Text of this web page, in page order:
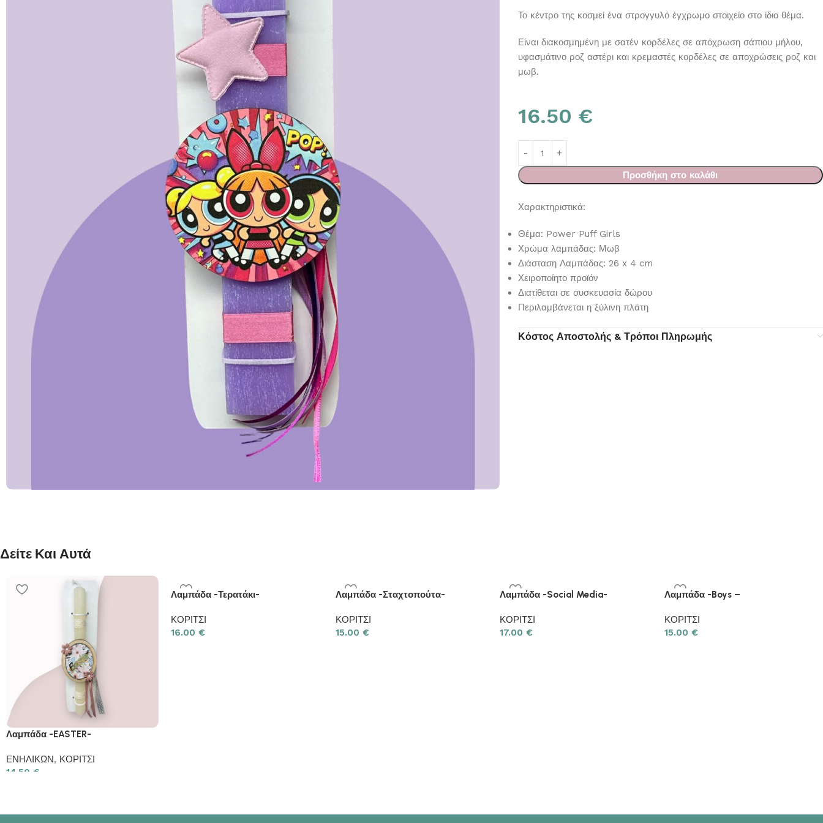
Το κέντρο της κοσμεί ένα στρογγυλό έγχρωμο στοιχείο στο ίδιο θέμα.
Είναι διακοσμημένη με σατέν κορδέλες σε απόχρωση σάπιου μήλου,
υφασμάτινο ροζ αστέρι και κρεμαστές κορδέλες σε αποχρώσεις ροζ και
μωβ.
16.50 €
Προσθήκη στο καλάθι
Χαρακτηριστικά:
Θέμα: Power Puff Girls
Χρώμα λαμπάδας: Μωβ
Διάσταση Λαμπάδας: 26 x 4 cm
Χειροποίητο προϊόν
Διατίθεται σε συσκευασία δώρου
Περιλαμβάνεται η ξύλινη πλάτη
Κόστος Αποστολής & Τρόποι Πληρωμής
Δείτε Και Αυτά
Λαμπάδα -EASTER-
ΕΝΗΛΙΚΩΝ, ΚΟΡΙΤΣΙ
14.50 €
Λαμπάδα -Τερατάκι-
ΚΟΡΙΤΣΙ
16.00 €
Λαμπάδα -Σταχτοπούτα-
ΚΟΡΙΤΣΙ
15.00 €
Λαμπάδα -Social Media-
ΚΟΡΙΤΣΙ
17.00€
Λαμπάδα -Boys –
ΚΟΡΙΤΣΙ
15.00€